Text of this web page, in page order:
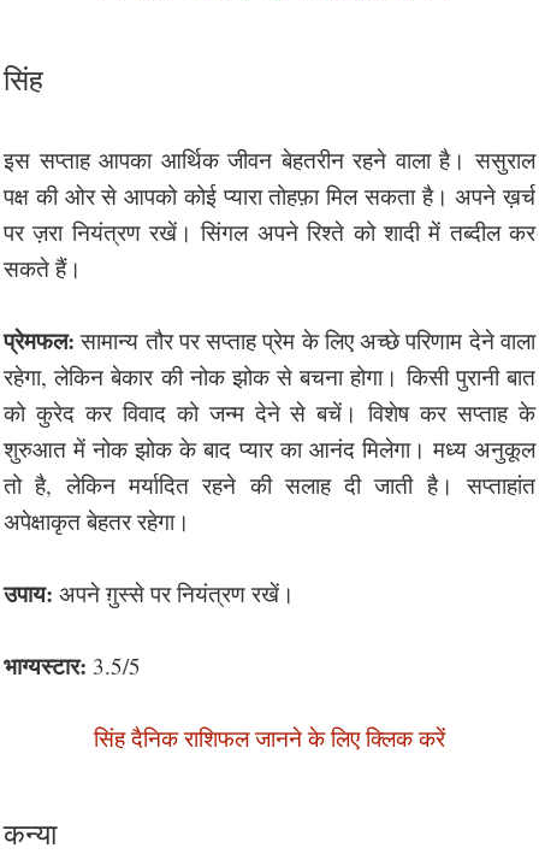
सिंह
इस सप्ताह आपका आर्थिक जीवन बेहतरीन रहने वाला है। ससुराल
पक्ष की ओर से आपको कोई प्यारा तोहफ़ा मिल सकता है। अपने ख़र्च
पर ज़रा नियंत्रण रखें। सिंगल अपने रिश्ते को शादी में तब्दील कर
सकते हैं।
प्रेमफल: सामान्य तौर पर सप्ताह प्रेम के लिए अच्छे परिणाम देने वाला
रहेगा, लेकिन बेकार की नोक झोक से बचना होगा। किसी पुरानी बात
को कुरेद कर विवाद को जन्म देने से बचें। विशेष कर सप्ताह के
शुरुआत में नोक झोक के बाद प्यार का आनंद मिलेगा। मध्य अनुकूल
तो है, लेकिन मर्यादित रहने की सलाह दी जाती है। सप्ताहांत
अपेक्षाकृत बेहतर रहेगा।
उपाय: अपने ग़ुस्से पर नियंत्रण रखें।
भाग्यस्टार: 3.5/5
सिंह दैनिक राशिफल जानने के लिए क्लिक करें
कन्या